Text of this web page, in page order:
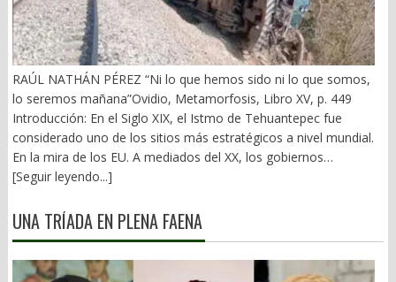
RAÚL NATHÁN PÉREZ “Ni lo que hemos sido ni lo que somos,
lo seremos mañana”Ovidio, Metamorfosis, Libro XV, p. 449
Introducción: En el Siglo XIX, el Istmo de Tehuantepec fue
considerado uno de los sitios más estratégicos a nivel mundial.
En la mira de los EU. A mediados del XX, los gobiernos
emanados del PRI iniciaron una serie de proyectos, todos
Transístmico, Proyecto Alfa-Omega, Plan Puebla-Panamá y
otros. En 2018, la 4T volvió a la carga, considerándolo uno de
por la corrupción y la complicidad. Sobre la vieja vía inaugurada
[Seguir leyendo...]
UNA TRÍADA EN PLENA FAENA